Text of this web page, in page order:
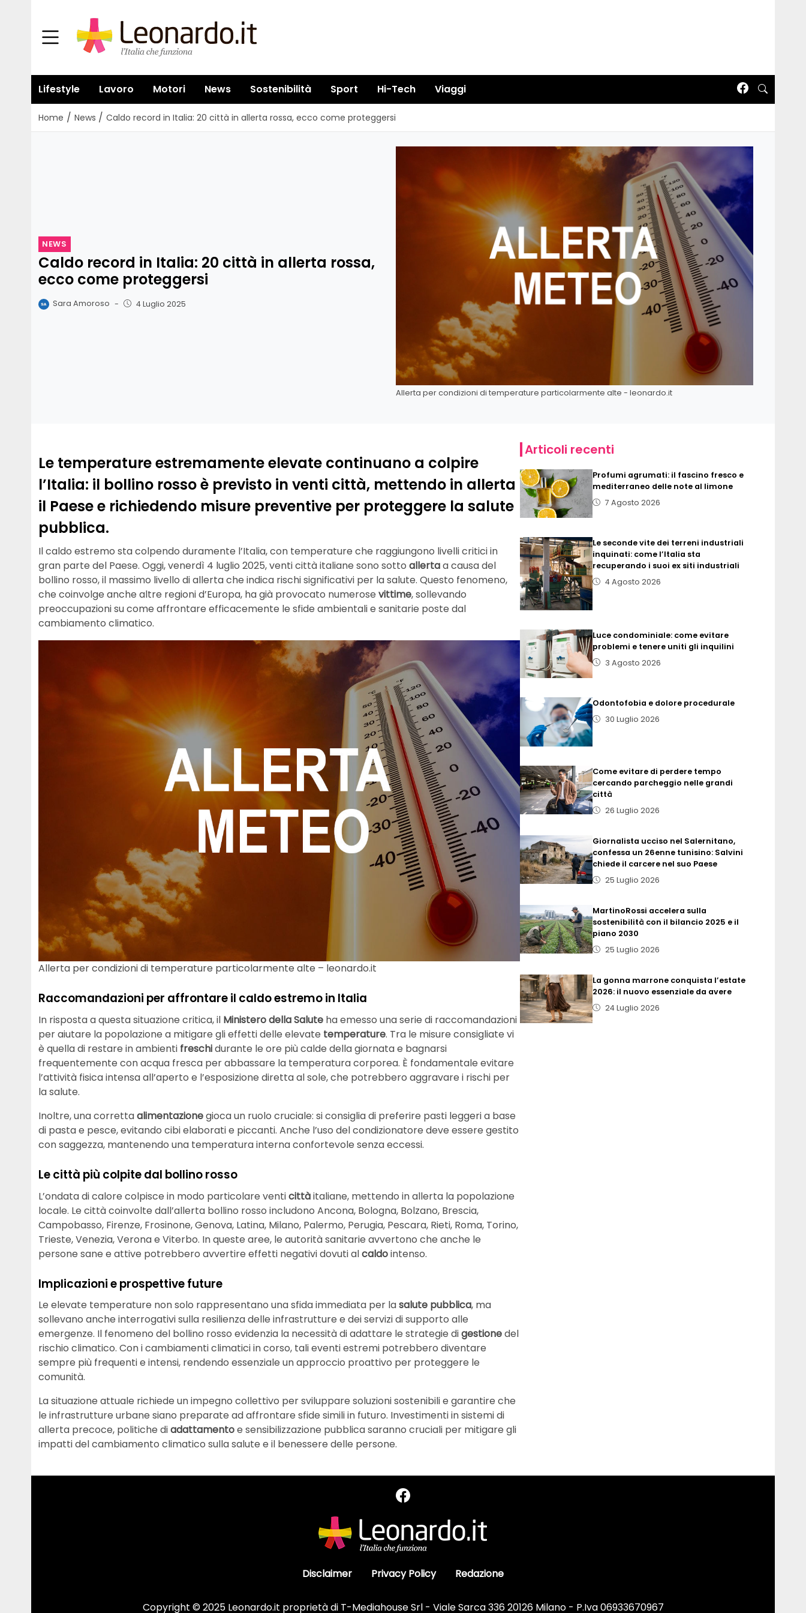
Lifestyle Lavoro Motori News Sostenibilità Sport Hi-Tech Viaggi
Home / News / Caldo record in Italia: 20 città in allerta rossa, ecco come proteggersi
NEWS
Caldo record in Italia: 20 città in allerta rossa,
ecco come proteggersi
Sara Amoroso - 4 Luglio 2025
Allerta per condizioni di temperature particolarmente alte - leonardo.it
Le temperature estremamente elevate continuano a colpire
l’Italia: il bollino rosso è previsto in venti città, mettendo in allerta
il Paese e richiedendo misure preventive per proteggere la salute
pubblica.
Il caldo estremo sta colpendo duramente l’Italia, con temperature che raggiungono livelli critici in
gran parte del Paese. Oggi, venerdì 4 luglio 2025, venti città italiane sono sotto allertaa causa del
bollino rosso, il massimo livello di allerta che indica rischi significativi per la salute. Questo fenomeno,
che coinvolge anche altre regioni d’Europa, ha già provocato numerose vittime, sollevando
preoccupazioni su come affrontare efficacemente le sfide ambientali e sanitarie poste dal
cambiamento climatico.
Allerta per condizioni di temperature particolarmente alte – leonardo.it
Raccomandazioni per affrontare il caldo estremo in Italia
In risposta a questa situazione critica, il Ministero della Salute ha emesso una serie di raccomandazioni
per aiutare la popolazione a mitigare gli effetti delle elevate temperature. Tra le misure consigliate vi
è quella di restare in ambienti freschidurante le ore più calde della giornata e bagnarsi
frequentemente con acqua fresca per abbassare la temperatura corporea. È fondamentale evitare
l’attività fisica intensa all’aperto e l’esposizione diretta al sole, che potrebbero aggravare i rischi per
la salute.
Inoltre, una correttaalimentazionegioca un ruolo cruciale: si consiglia di preferire pasti leggeri a base
di pasta e pesce, evitando cibi elaborati e piccanti. Anche l’uso del condizionatore deve essere gestito
con saggezza, mantenendo una temperatura interna confortevole senza eccessi.
Le città più colpite dal bollino rosso
L’ondata di calore colpisce in modo particolare venticittàitaliane, mettendo in allerta la popolazione
locale. Le città coinvolte dall’allerta bollino rosso includono Ancona, Bologna, Bolzano, Brescia,
Campobasso, Firenze, Frosinone, Genova, Latina, Milano, Palermo, Perugia, Pescara, Rieti, Roma, Torino,
Trieste, Venezia, Verona e Viterbo. In queste aree, le autorità sanitarie avvertono che anche le
persone sane e attive potrebbero avvertire effetti negativi dovuti alcaldointenso.
Implicazioni e prospettive future
Le elevate temperature non solo rappresentano una sfida immediata per lasalute pubblica, ma
sollevano anche interrogativi sulla resilienza delle infrastrutture e dei servizi di supporto alle
emergenze. Il fenomeno del bollino rosso evidenzia la necessità di adattare le strategie digestionedel
rischio climatico. Con i cambiamenti climatici in corso, tali eventi estremi potrebbero diventare
sempre più frequenti e intensi, rendendo essenziale un approccio proattivo per proteggere le
comunità.
La situazione attuale richiede un impegno collettivo per sviluppare soluzioni sostenibili e garantire che
le infrastrutture urbane siano preparate ad affrontare sfide simili in futuro. Investimenti in sistemi di
allerta precoce, politiche diadattamentoe sensibilizzazione pubblica saranno cruciali per mitigare gli
impatti del cambiamento climatico sulla salute e il benessere delle persone.
Articoli recenti
Profumi agrumati: il fascino fresco e
mediterraneo delle note al limone
7 Agosto 2026
Le seconde vite dei terreni industriali
inquinati: come l’Italia sta
recuperando i suoi ex siti industriali
4 Agosto 2026
Luce condominiale: come evitare
problemi e tenere uniti gli inquilini
3 Agosto 2026
Odontofobia e dolore procedurale
30 Luglio 2026
Come evitare di perdere tempo
cercando parcheggio nelle grandi
città
26 Luglio 2026
Giornalista ucciso nel Salernitano,
confessa un 26enne tunisino: Salvini
chiede il carcere nel suo Paese
25 Luglio 2026
MartinoRossi accelera sulla
sostenibilità con il bilancio 2025 e il
piano 2030
25 Luglio 2026
La gonna marrone conquista l’estate
2026: il nuovo essenziale da avere
24 Luglio 2026
Disclaimer Privacy Policy Redazione
Copyright © 2025 Leonardo.it proprietà di T-Mediahouse Srl - Viale Sarca 336 20126 Milano - P.Iva 06933670967